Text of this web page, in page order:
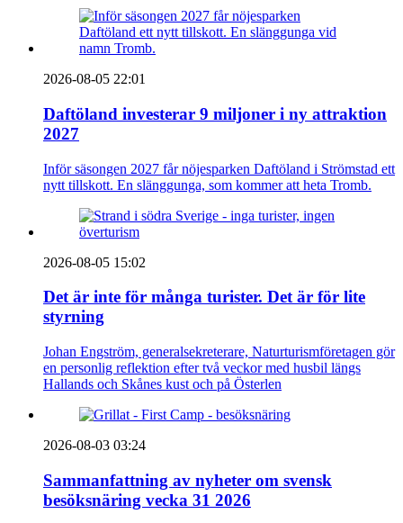
2026-08-05 22:01
Daftöland investerar 9 miljoner i ny attraktion
2027
Inför säsongen 2027 får nöjesparken Daftöland i Strömstad ett
nytt tillskott. En slänggunga, som kommer att heta Tromb.
2026-08-05 15:02
Det är inte för många turister. Det är för lite
styrning
Johan Engström, generalsekreterare, Naturturismföretagen gör
en personlig reflektion efter två veckor med husbil längs
Hallands och Skånes kust och på Österlen
2026-08-03 03:24
Sammanfattning av nyheter om svensk
besöksnäring vecka 31 2026